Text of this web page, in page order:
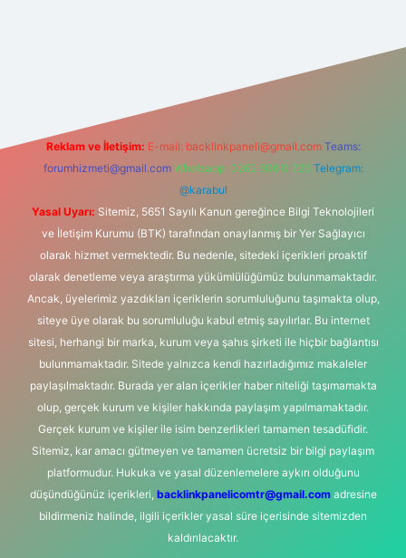
Reklam ve İletişim: E-mail: backlinkpaneli@gmail.com Teams:
forumhizmeti@gmail.com Whatsapp: 0262 606 0 726 Telegram:
@karabul
Yasal Uyarı: Sitemiz, 5651 Sayılı Kanun gereğince Bilgi Teknolojileri
ve İletişim Kurumu (BTK) tarafından onaylanmış bir Yer Sağlayıcı
olarak hizmet vermektedir. Bu nedenle, sitedeki içerikleri proaktif
olarak denetleme veya araştırma yükümlülüğümüz bulunmamaktadır.
Ancak, üyelerimiz yazdıkları içeriklerin sorumluluğunu taşımakta olup,
siteye üye olarak bu sorumluluğu kabul etmiş sayılırlar. Bu internet
sitesi, herhangi bir marka, kurum veya şahıs şirketi ile hiçbir bağlantısı
bulunmamaktadır. Sitede yalnızca kendi hazırladığımız makaleler
paylaşılmaktadır. Burada yer alan içerikler haber niteliği taşımamakta
olup, gerçek kurum ve kişiler hakkında paylaşım yapılmamaktadır.
Gerçek kurum ve kişiler ile isim benzerlikleri tamamen tesadüfidir.
Sitemiz, kar amacı gütmeyen ve tamamen ücretsiz bir bilgi paylaşım
platformudur. Hukuka ve yasal düzenlemelere aykırı olduğunu
düşündüğünüz içerikleri, backlinkpanelicomtr@gmail.comadresine
bildirmeniz halinde, ilgili içerikler yasal süre içerisinde sitemizden
kaldırılacaktır.